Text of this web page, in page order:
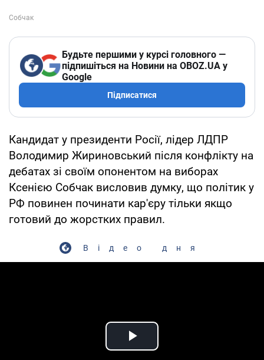
Будьте першими у курсі головного —
підпишіться на Новини на OBOZ.UA у
Google
Підписатися
Кандидат у президенти Росії, лідер ЛДПР
Володимир Жириновський після конфлікту на
дебатах зі своїм опонентом на виборах
Ксенією Собчак висловив думку, що політик у
РФ повинен починати кар'єру тільки якщо
готовий до жорстких правил.
Відео дня
Play Video